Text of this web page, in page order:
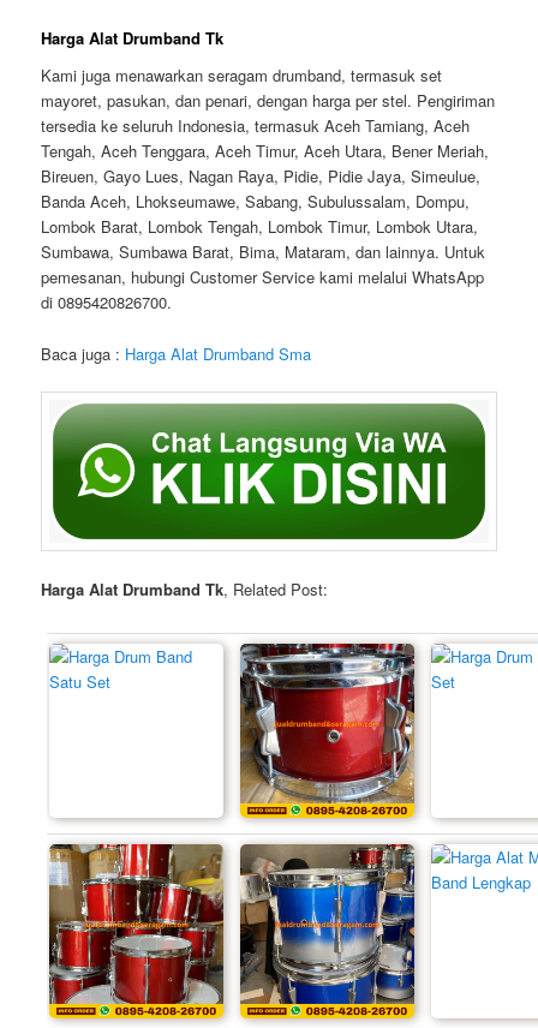
Harga Alat Drumband Tk
Kami juga menawarkan seragam drumband, termasuk set
mayoret, pasukan, dan penari, dengan harga per stel. Pengiriman
tersedia ke seluruh Indonesia, termasuk Aceh Tamiang, Aceh
Tengah, Aceh Tenggara, Aceh Timur, Aceh Utara, Bener Meriah,
Bireuen, Gayo Lues, Nagan Raya, Pidie, Pidie Jaya, Simeulue,
Banda Aceh, Lhokseumawe, Sabang, Subulussalam, Dompu,
Lombok Barat, Lombok Tengah, Lombok Timur, Lombok Utara,
Sumbawa, Sumbawa Barat, Bima, Mataram, dan lainnya. Untuk
pemesanan, hubungi Customer Service kami melalui WhatsApp
di 0895420826700.
Baca juga : Harga Alat Drumband Sma
Harga Alat Drumband Tk, Related Post: